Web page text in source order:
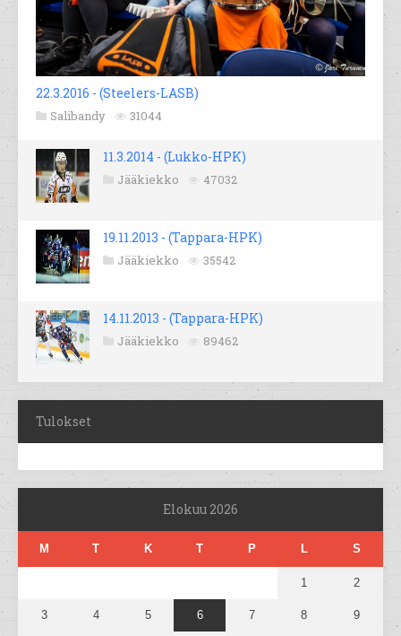
22.3.2016 - (Steelers-LASB)
Salibandy 31044
11.3.2014 - (Lukko-HPK)
Jääkiekko 47032
19.11.2013 - (Tappara-HPK)
Jääkiekko 35542
14.11.2013 - (Tappara-HPK)
Jääkiekko 89462
Tulokset
Elokuu 2026
M T K T P L S
1 2
3 4 5 6 7 8 9